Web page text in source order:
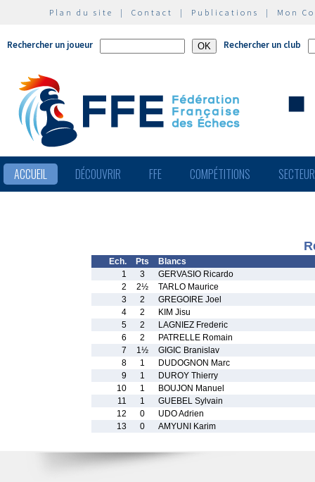
Plan du site | Contact | Publications | Mon
Rechercher un joueur Rechercher un club
ACCUEIL DÉCOUVRIR FFE COMPÉTITIONS
Ech. Pts
Blancs
1
3
GERVASIO Ricardo
2
2½
TARLO Maurice
3
2
GREGOIRE Joel
4
2
KIM Jisu
5
2
LAGNIEZ Frederic
6
2
PATRELLE Romain
7
1½
GIGIC Branislav
8
1
DUDOGNON Marc
9
1
DUROY Thierry
10
1
BOUJON Manuel
11
1
GUEBEL Sylvain
12
0
UDO Adrien
13
0 AMYUNI Karim